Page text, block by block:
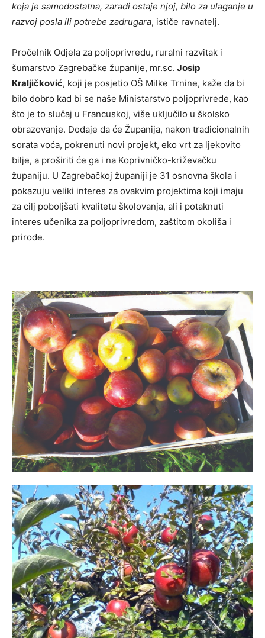
koja je samodostatna, zaradi ostaje njoj, bilo za ulaganje u
razvoj posla ili potrebe zadrugara, ističe ravnatelj.
Pročelnik Odjela za poljoprivredu, ruralni razvitak i
šumarstvo Zagrebačke županije, mr.sc. Josip
Kraljičković, koji je posjetio OŠ Milke Trnine, kaže da bi
bilo dobro kad bi se naše Ministarstvo poljoprivrede, kao
što je to slučaj u Francuskoj, više uključilo u školsko
obrazovanje. Dodaje da će Županija, nakon tradicionalnih
sorata voća, pokrenuti novi projekt, eko vrt za ljekovito
bilje, a proširiti će ga i na Koprivničko-križevačku
županiju. U Zagrebačkoj županiji je 31 osnovna škola i
pokazuju veliki interes za ovakvim projektima koji imaju
za cilj poboljšati kvalitetu školovanja, ali i potaknuti
interes učenika za poljoprivredom, zaštitom okoliša i
prirode.